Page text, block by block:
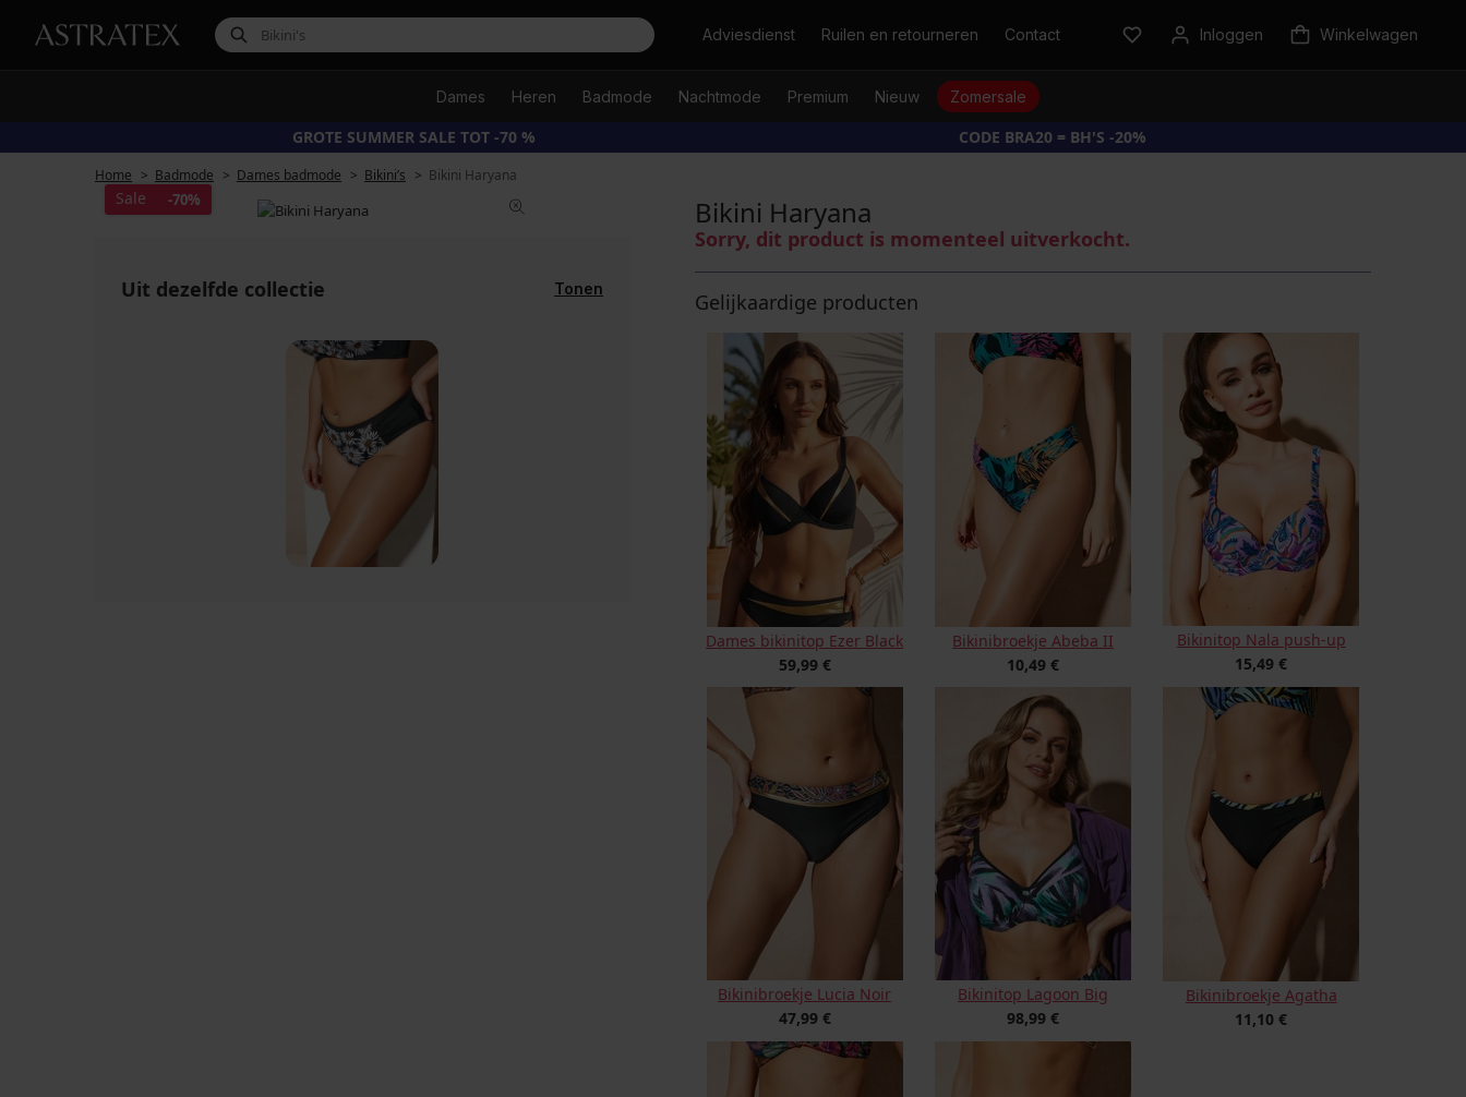
ZoekenAdviesdienst Ruilen en retourneren Contact Inloggen Winkelwagen
Dames Heren Badmode Nachtmode Premium Nieuw Zomersale
GROTE SUMMER SALE TOT -70 % CODE BRA20 = BH'S -20%
Home Badmode Dames badmode Bikini’s Bikini Haryana
Sale -70%
Uit dezelfde collectie Tonen
Bikini Haryana
Sorry, dit product is momenteel uitverkocht.
Gelijkaardige producten
Dames bikinitop Ezer Black
59,99 €
Bikinibroekje Abeba II
10,49 €
Bikinitop Nala push-up
15,49 €
Bikinibroekje Lucia Noir
47,99 €
Bikinitop Lagoon Big
98,99 €
Bikinibroekje Agatha
11,10 €